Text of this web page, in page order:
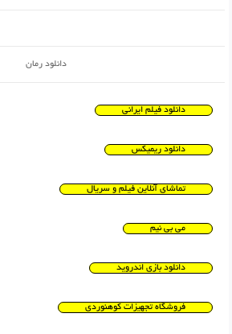
دانلود رمان
دانلود فیلم ایرانی
دانلود ریمیکس
تماشای آنلاین فیلم و سریال
می بی نیم
دانلود بازی اندروید
فروشگاه تجهیزات کوهنوردی